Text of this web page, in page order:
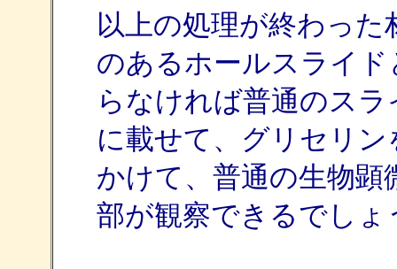
以上の処理が終わっ
のあるホールスライ
らなければ普通のス
に載せて、グリセリ
かけて、普通の生物
部が観察できるでしょ